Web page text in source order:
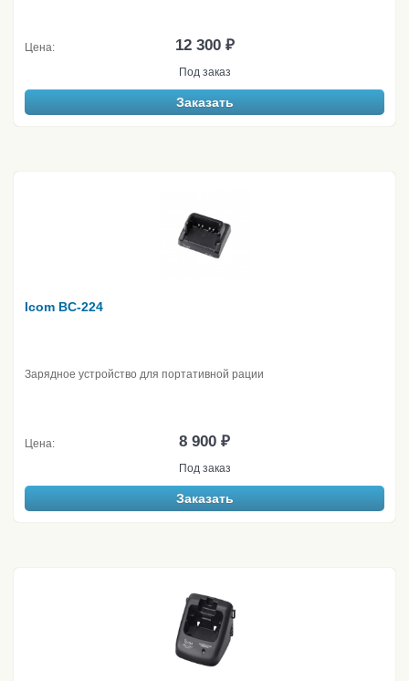
Цена: 12 300 ₽
Под заказ
Заказать
Icom BC-224
Зарядное устройство для портативной рации
Цена: 8 900 ₽
Под заказ
Заказать